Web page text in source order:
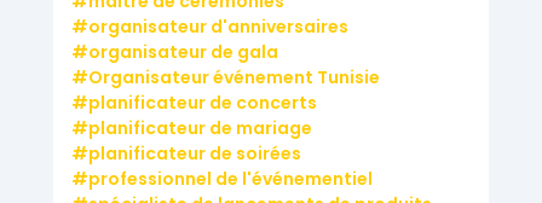
organisateur d'anniversaires
organisateur de gala
Organisateur événement Tunisie
planificateur de concerts
planificateur de mariage
planificateur de soirées
professionnel de l'événementiel